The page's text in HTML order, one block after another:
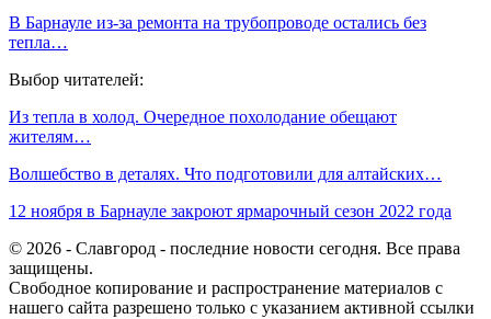
В Барнауле из-за ремонта на трубопроводе остались без
тепла…
Выбор читателей:
Из тепла в холод. Очередное похолодание обещают
жителям…
Волшебство в деталях. Что подготовили для алтайских…
12 ноября в Барнауле закроют ярмарочный сезон 2022 года
© 2026 - Славгород - последние новости сегодня. Все права
защищены.
Свободное копирование и распространение материалов с
нашего сайта разрешено только с указанием активной ссылки